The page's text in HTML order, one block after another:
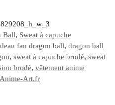
Ball, Sweat à capuche
fan dragon ball, dragon ball
, sweat à capuche brodé, sweat
brodé, vêtement anime
Anime-Art.fr